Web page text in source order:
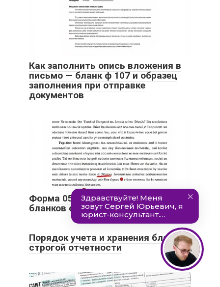
Как заполнить опись вложения в
письмо — бланк ф 107 и образец
заполнения при отправке
документов
Форма 0504045. Книга учета
бланков строгой отчетности
Порядок учета и хранения бланков
строгой отчетности